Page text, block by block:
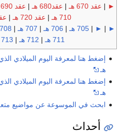
►
| عقد 670 هـ | عقد680 هـ | عقد 690 هـ
710 هـ
| عقد 720 هـ | عقد
►
|
►
| 705 هـ | 706 هـ | 707 هـ | 708 هـ
711 هـ
| 712 هـ | 713 هـ
هـ
هـ
ابحث في الموسوعة عن مواضيع متعلقة
أحداث